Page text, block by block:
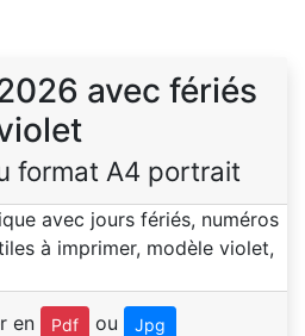
avec fériés
format A4 portrait
en Pdf ou Jpg